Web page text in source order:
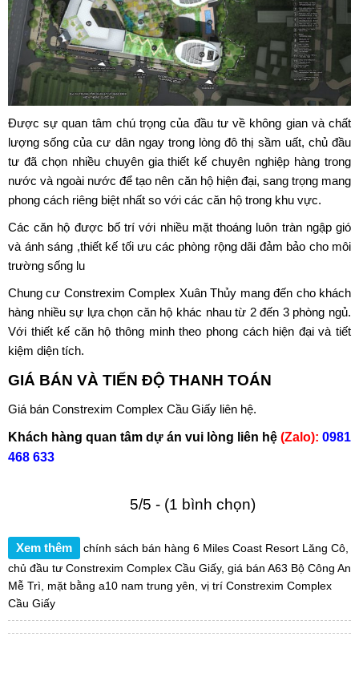
Được sự quan tâm chú trọng của đầu tư về không gian và chất
lượng sống của cư dân ngay trong lòng đô thị sầm uất, chủ đầu
tư đã chọn nhiều chuyên gia thiết kế chuyên nghiệp hàng trong
nước và ngoài nước để tạo nên căn hộ hiện đại, sang trọng mang
phong cách riêng biệt nhất so với các căn hộ trong khu vực.
Các căn hộ được bố trí với nhiều mặt thoáng luôn tràn ngập gió
và ánh sáng ,thiết kế tối ưu các phòng rộng dãi đảm bảo cho môi
trường sống lu
Chung cư Constrexim Complex Xuân Thủy mang đến cho khách
hàng nhiều sự lựa chọn căn hộ khác nhau từ 2 đến 3 phòng ngủ.
Với thiết kế căn hộ thông minh theo phong cách hiện đại và tiết
kiệm diện tích.
GIÁ BÁN VÀ TIẾN ĐỘ THANH TOÁN
Giá bán Constrexim Complex Cầu Giấy liên hệ.
Khách hàng quan tâm dự án vui lòng liên hệ (Zalo): 0981
468 633
5/5 - (1 bình chọn)
Xem thêm chính sách bán hàng 6 Miles Coast Resort Lăng Cô
chủ đầu tư Constrexim Complex Cầu Giấy, giá bán A63 Bộ Công An
Mễ Trì
mặt bằng a10 nam trung yên vị trí Constrexim Complex
Cầu Giấy